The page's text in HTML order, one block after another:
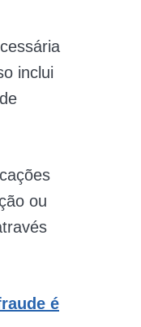
inclui
ou
é